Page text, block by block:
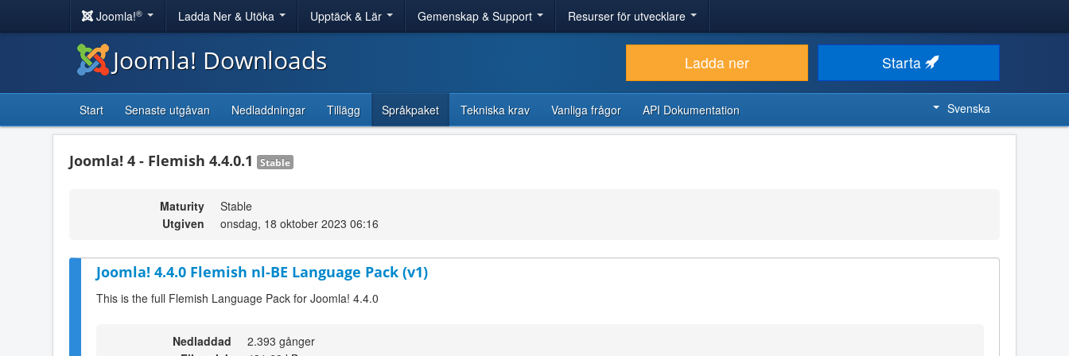
Joomla!® Ladda Ner & Utöka Upptäck & Lär Gemenskap & Support Resurser för utvecklare
Joomla! Downloads Ladda ner Starta
Start Senaste utgåvan Nedladdningar Tillägg Språkpaket Tekniska krav Vanliga frågor API Dokumentation Svenska
Joomla! 4 - Flemish 4.4.0.1 Stable
Maturity
Stable
Utgiven
onsdag, 18 oktober 2023 06:16
Joomla! 4.4.0 Flemish nl-BE Language Pack (v1)
This is the full Flemish Language Pack for Joomla! 4.4.0
Nedladdad
2.393 gånger